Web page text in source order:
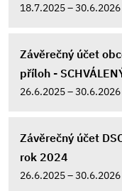
18.7.2025 – 30.6.2026
Závěrečný účet
příloh -
26.6.2025 – 30.6.2026
Závěrečný účet
rok 2024
26.6.2025 – 30.6.2026